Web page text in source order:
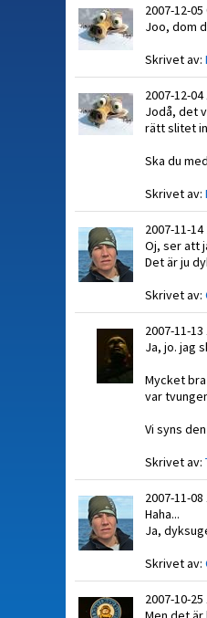
2007-12-05
Joo, dom
Skrivet av:
2007-12-04
Jodå, det
rätt slitet
Ska du
Skrivet av:
2007-11-14
Oj, ser att
Det är ju
Skrivet av:
2007-11-13
Ja, jo. jag
Mycket
var
Vi syns
Skrivet av:
2007-11-08
Haha...
Ja,
Skrivet av:
2007-10-25